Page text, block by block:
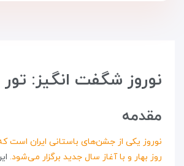
نوروز شگفت‌ انگیز: تور
مقدمه
نوروز یکی از جشن‌های باستانی ایران است
روز بهار و با آغاز سال جدید برگزار می‌شود.